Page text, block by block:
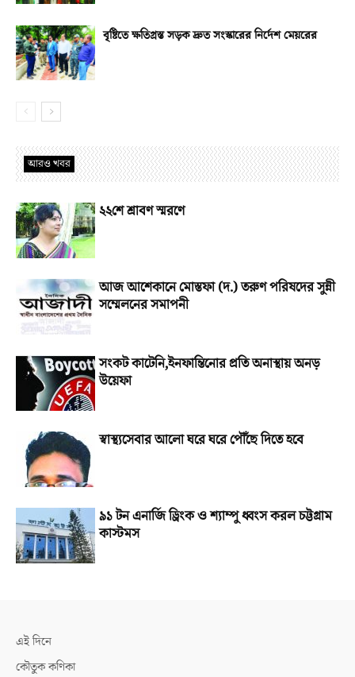
বৃষ্টিতে ক্ষতিগ্রস্ত সড়ক দ্রুত সংস্কারের নির্দেশ মেয়রের
আরও খবর
২২শে শ্রাবণ স্মরণে
আজ আশেকানে মোস্তফা (দ.) তরুণ পরিষদের সুন্নী
সম্মেলনের সমাপনী
সংকট কাটেনি,ইনফান্তিনোর প্রতি অনাস্থায় অনড়
উয়েফা
স্বাস্থ্যসেবার আলো ঘরে ঘরে পৌঁছে দিতে হবে
৯১ টন এনার্জি ড্রিংক ও শ্যাম্পু ধ্বংস করল চট্টগ্রাম
কাস্টমস
এই দিনে
কৌতুক কণিকা